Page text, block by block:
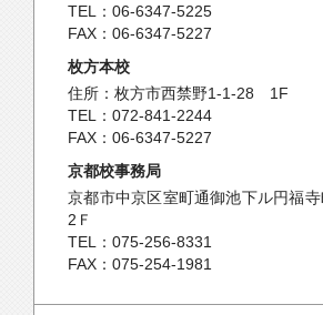
TEL：06-6347-5225
FAX：06-6347-5227
枚方本校
住所：枚方市西禁野1-1-28 1F
TEL：072-841-2244
FAX：06-6347-5227
京都校事務局
京都市中京区室町通御池下ル円福
2Ｆ
TEL：075-256-8331
FAX：075-254-1981